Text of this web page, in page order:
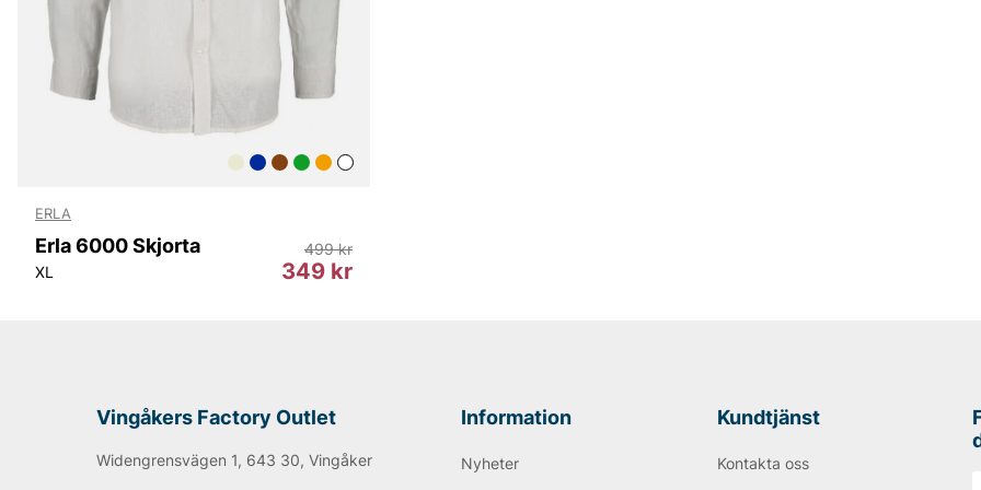
ERLA
Erla 6000 Skjorta
XL 349 kr
499 kr
Vingåkers Factory Outlet
Widengrensvägen 1, 643 30, Vingåker
Information
Nyheter
Kundtjänst
Kontakta oss